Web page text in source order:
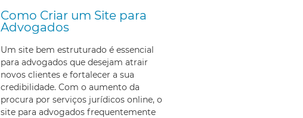
Como Criar um Site para
Advogados
Um site bem estruturado é essencial
para advogados que desejam atrair
novos clientes e fortalecer a sua
credibilidade. Com o aumento da
procura por serviços jurídicos online, o
site para advogados frequentemente